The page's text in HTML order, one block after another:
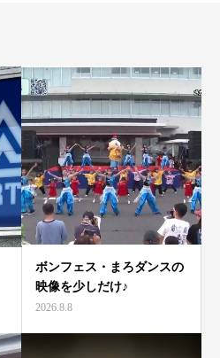
ボンフェス・まろダンスの
映像を少しだけ♪
2026.8.8